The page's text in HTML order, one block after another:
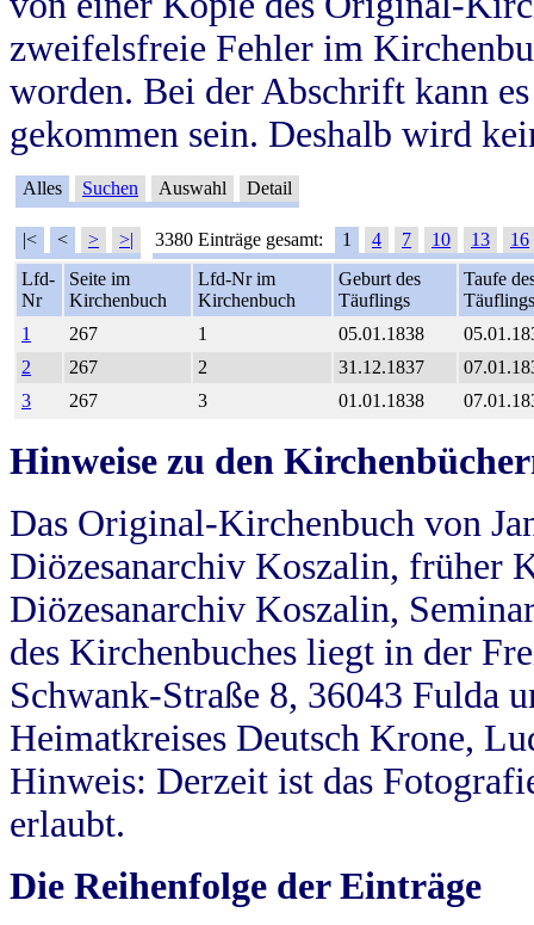
zweifelsfreie Fehler im
worden. Bei der Abschrift kann
gekommen sein. Deshalb wird
Alles Suchen Auswahl Detail
|< < > >| 3380 Einträge gesamt: 1 4 7 10 13
16
Lfd-
Nr
Seite im
Kirchenbuch
Lfd-Nr im
Kirchenbuch
Geburt des
Täuflings
Taufe
Täuflings
1
267 1 05.01.1838
2
267 2 31.12.1837
3
267 3 01.01.1838
Hinweise zu den
Das Original-Kirchenbuch von
Diözesanarchiv Koszalin, früher
Diözesanarchiv Koszalin,
des Kirchenbuches liegt in der
Schwank-Straße 8, 36043 Fulda
Heimatkreises Deutsch Krone,
Hinweis: Derzeit ist das
erlaubt.
Die Reihenfolge der Einträge